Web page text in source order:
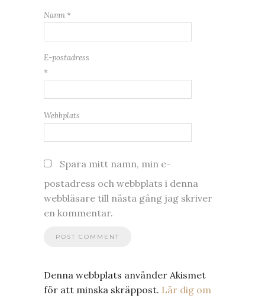
Namn *
E-postadress
*
Webbplats
Spara mitt namn, min e-
postadress och webbplats i denna
webbläsare till nästa gång jag skriver
en kommentar.
Denna webbplats använder Akismet
för att minska skräppost. Lär dig om